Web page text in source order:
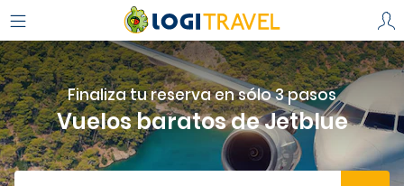
Finaliza tu reserva en sólo 3 pasos
Vuelos baratos de Jetblue